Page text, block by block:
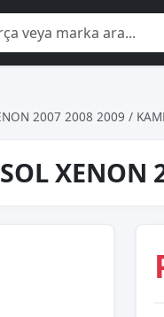
2007 2008 2009 /